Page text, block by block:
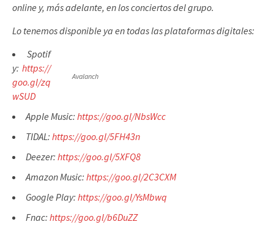
online y, más adelante, en los conciertos del grupo.
Lo tenemos disponible ya en todas las plataformas digitales:
Avalanch
Spotif
y: https://
goo.gl/zq
wSUD
Apple Music: https://goo.gl/NbsWcc
TIDAL: https://goo.gl/5FH43n
Deezer: https://goo.gl/5XFQ8
Amazon Music: https://goo.gl/2C3CXM
Google Play: https://goo.gl/YsMbwq
Fnac: https://goo.gl/b6DuZZ